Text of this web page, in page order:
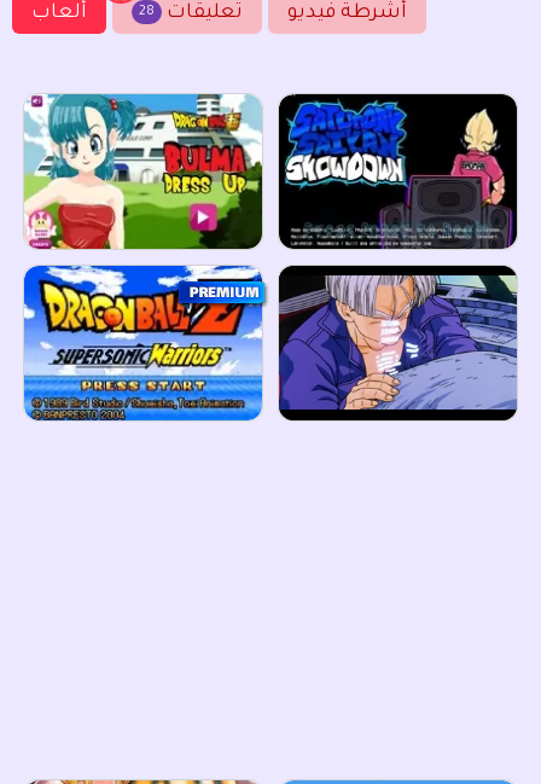
ألعاب 28 تعليقات أشرطة فيديو